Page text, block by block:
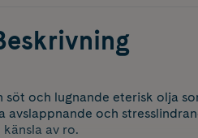
söt och lugnande eterisk olja
avslappnande och
av ro.